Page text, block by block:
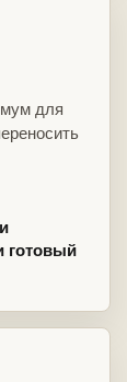
для
готовый